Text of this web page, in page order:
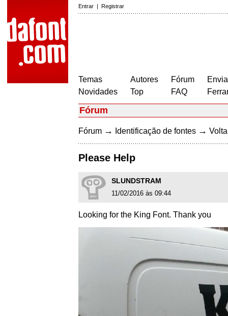
Entrar | Registrar
Temas
Novidades
Autores
Top
Fórum
FAQ
Fórum
Fórum → Identificação de fontes →
Please Help
SLUNDSTRAM
11/02/2016 às 09:44
Looking for the King Font. Thank you